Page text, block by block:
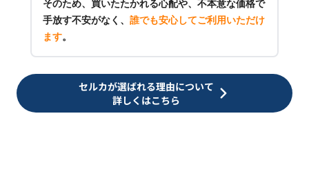
そのため、買いたたかれる心配や、不本意な価格で
手放す不安がなく、 誰でも安心してご利用いただけ
ます。
セルカが選ばれる理由について
詳しくはこちら